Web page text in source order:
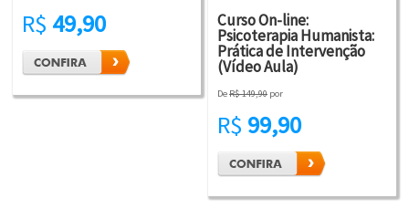
R$ 49,90 Curso On-line:
Psicoterapia Humanista:
Prática de Intervenção
(Vídeo Aula)
DeR$ 149,90 por
R$ 99,90